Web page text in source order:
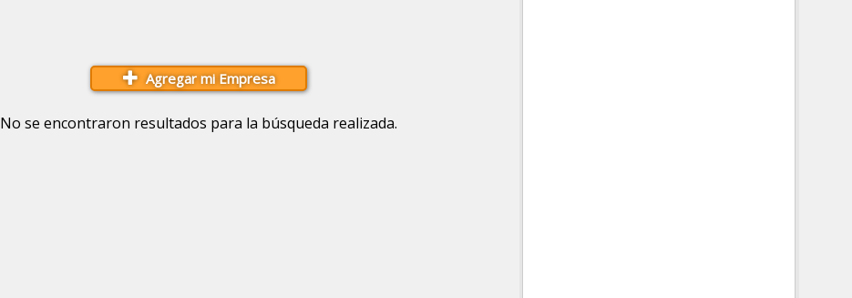
Agregar mi Empresa
No se encontraron resultados para la búsqueda realizada.